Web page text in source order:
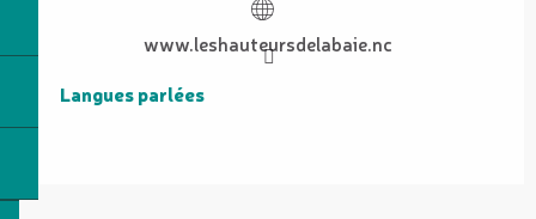
www.leshauteursdelabaie.nc
Langues parlées
Langues parlées